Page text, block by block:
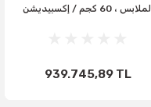
الملابس ، 60 كجم / إكسبيديشن
939.745,89 TL